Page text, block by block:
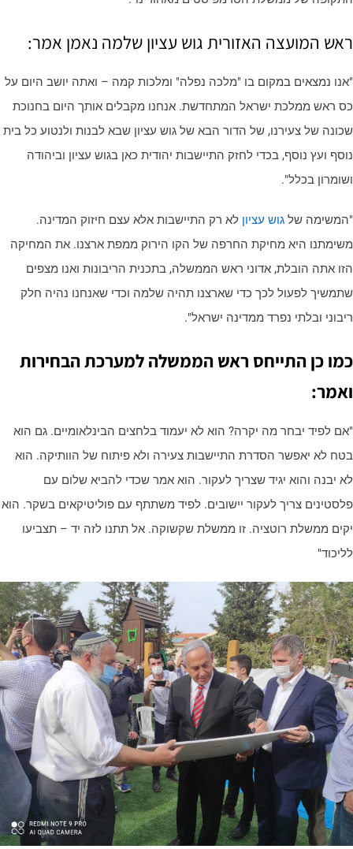
המועצה האזורית גוש עציון שלמה נאמן אמר:
נמצאים במקום בו "מלכה נפלה" ומלכות קמה – ואתה יושב היום על
ראש ממלכת ישראל המתחדשת. אנחנו מקבלים אותך היום בחנוכת
של צעירנו, של הדור הבא של גוש עציון שבא לבנות ולנטוע כל בית
ועץ נוסף, בכדי לחזק התיישבות יהודית כאן בגוש עציון וביהודה
בכלל".
שלגוש עציוןלא רק התיישבות אלא עצם חיזוק המדינה.
היא מחיקת החרפה של הקו הירוק ממפת ארצנו. את המחיקה
אתה הובלת, אדוני ראש הממשלה, בתכנית הריבונות ואנו מצפים
לפעול לכך כדי שארצנו תהיה שלמה וכדי שאנחנו נהיה חלק
ובלתי נפרד ממדינה ישראל".
כן התייחס ראש הממשלה למערכת הבחירות
לפיד יבחר מה יקרה? הוא לא יעמוד בלחצים הבינלאומיים. גם הוא
לא יאפשר הסדרת התיישבות צעירה ולא פיתוח של הוותיקה. הוא
יבנה והוא יגיד שצריך לעקור. הוא אמר שכדי להביא שלום עם
צריך לעקור יישובים. לפיד משתתף עם פוליטיקאים בשקר. הוא
ממשלת רוטציה. זו ממשלת שקשוקה. אל תתנו לזה יד – תצביעו